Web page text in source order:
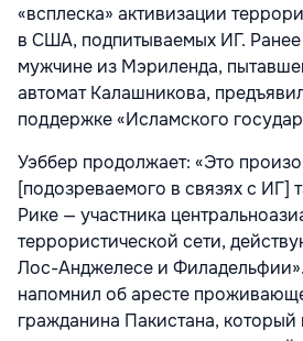
«всплеска» активизации
в США, подпитываемых ИГ. Ранее
мужчине из Мэриленда,
автомат Калашникова,
поддержке «Исламского
Уэббер продолжает: «Это
[подозреваемого в связях с ИГ]
Рике — участника
террористической сети,
Лос-Анджелесе и
напомнил об аресте
гражданина Пакистана,